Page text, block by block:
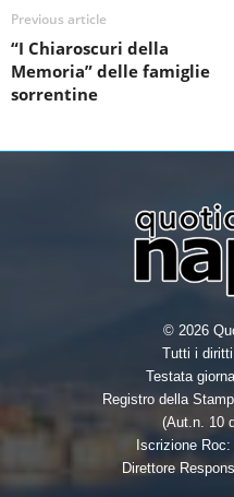
b
o
o
n
Previous article
“I Chiaroscuri della
Memoria” delle famiglie
sorrentine
© 2026
Tutti i
Testata
Registro della
(Aut.n. 10
Iscrizione
Direttore